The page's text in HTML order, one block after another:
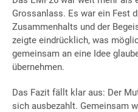
Grossanlass. Es war ein Fest
Zusammenhalts und der
zeigte eindrücklich, was
gemeinsam an eine Idee
übernehmen.
Das Fazit fällt klar aus: Der
sich ausbezahlt. Gemeinsam